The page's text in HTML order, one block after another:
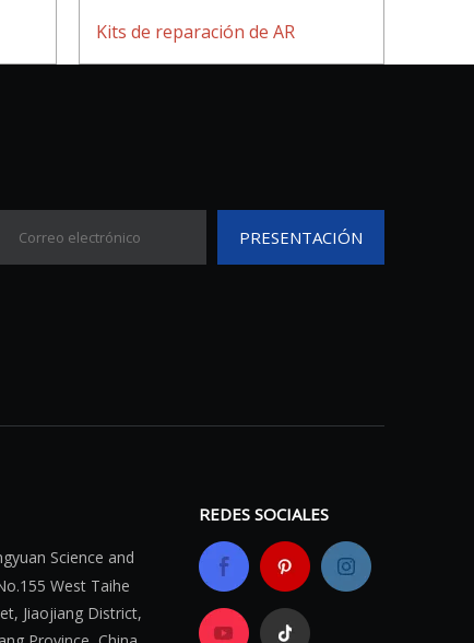
Kits de reparación de AR
PRESENTACIÓN
Science and
West Taihe
Jiaojiang District,
REDES SOCIALES